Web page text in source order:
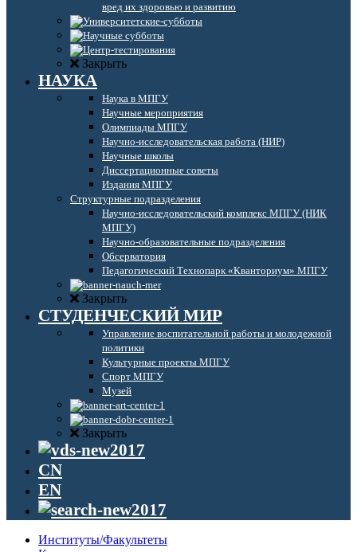
вред их здоровью и развитию
Закрыть
НАУКА
Наука в МПГУ
Научные мероприятия
Олимпиады МПГУ
Научно-исследовательская работа (НИР)
Научные школы
Диссертационные советы
Издания МПГУ
Структурные подразделения
Научно-исследовательский комплекс МПГУ (НИК
МПГУ)
Научно-образовательные подразделения
Обсерватория
Педагогический Технопарк «Кванториум» МПГУ
Закрыть
СТУДЕНЧЕСКИЙ МИР
Управление воспитательной работы и молодежной
политики
Культурные проекты МПГУ
Спорт МПГУ
Музей
Закрыть
CN
EN
Институты/Факультеты